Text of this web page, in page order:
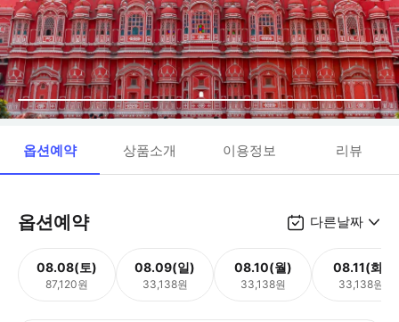
옵션예약 상품소개 이용정보 리뷰
옵션예약 다른날짜
08.08(토)
87,120원
08.09(일)
33,138원
08.10(월)
33,138원
08.11(화)
33,138원